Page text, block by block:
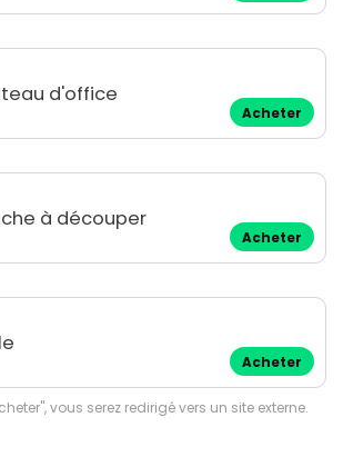
d'office
Acheter
à découper
Acheter
Acheter
vous serez redirigé vers un site externe.